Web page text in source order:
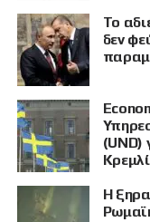
Το
δεν
(UND)
Η